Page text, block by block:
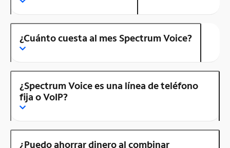
¿Cuánto cuesta al mes Spectrum Voice?
¿Spectrum Voice es una línea de teléfono
fija o VoIP?
¿Puedo ahorrar dinero al combinar